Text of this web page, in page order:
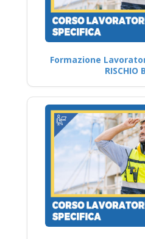
Formazione
RISCHIO